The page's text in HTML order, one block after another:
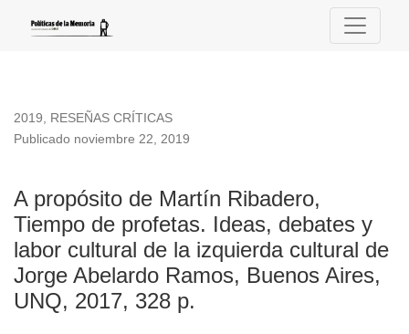
A propósito de Martín Ribadero, Tiempo de profetas.
2019, RESEÑAS CRÍTICAS
A propósito de Martín Ribadero,
Tiempo de profetas. Ideas, debates y
labor cultural de la izquierda cultural de
Jorge Abelardo Ramos, Buenos Aires,
UNQ, 2017, 328 p.
Publicado noviembre 22, 2019